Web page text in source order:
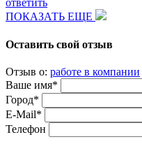
ответить
ПОКАЗАТЬ ЕЩЕ
Оставить свой отзыв
Отзыв о: работе в компании
Ваше имя*
Город*
E-Mail*
Телефон